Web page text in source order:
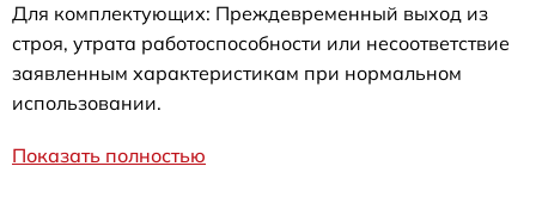
Для комплектующих: Преждевременный выход из
строя, утрата работоспособности или несоответствие
заявленным характеристикам при нормальном
использовании.
Показать полностью